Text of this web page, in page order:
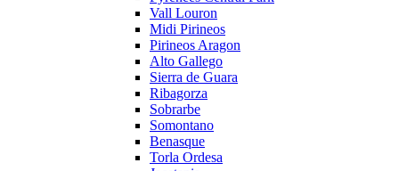
Vall Louron
Midi Pirineos
Pirineos Aragon
Alto Gallego
Sierra de Guara
Ribagorza
Sobrarbe
Somontano
Benasque
Torla Ordesa